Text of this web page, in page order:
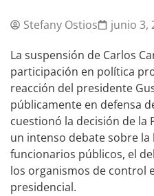
Stefany Ostios junio 3,
La suspensión de Carlos
participación en política
reacción del presidente
públicamente en defensa
cuestionó la decisión de la
un intenso debate sobre
funcionarios públicos, el
los organismos de control
presidencial.